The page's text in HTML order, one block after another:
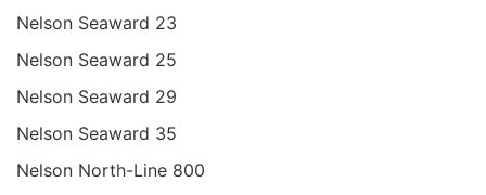
Nelson Seaward 23
Nelson Seaward 25
Nelson Seaward 29
Nelson Seaward 35
Nelson North-Line 800